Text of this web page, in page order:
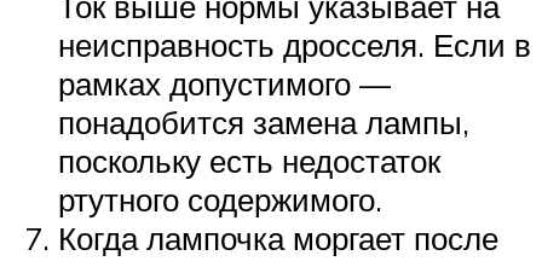
неисправность дросселя. Если в
рамках допустимого —
понадобится замена лампы,
поскольку есть недостаток
ртутного содержимого.
Когда лампочка моргает после